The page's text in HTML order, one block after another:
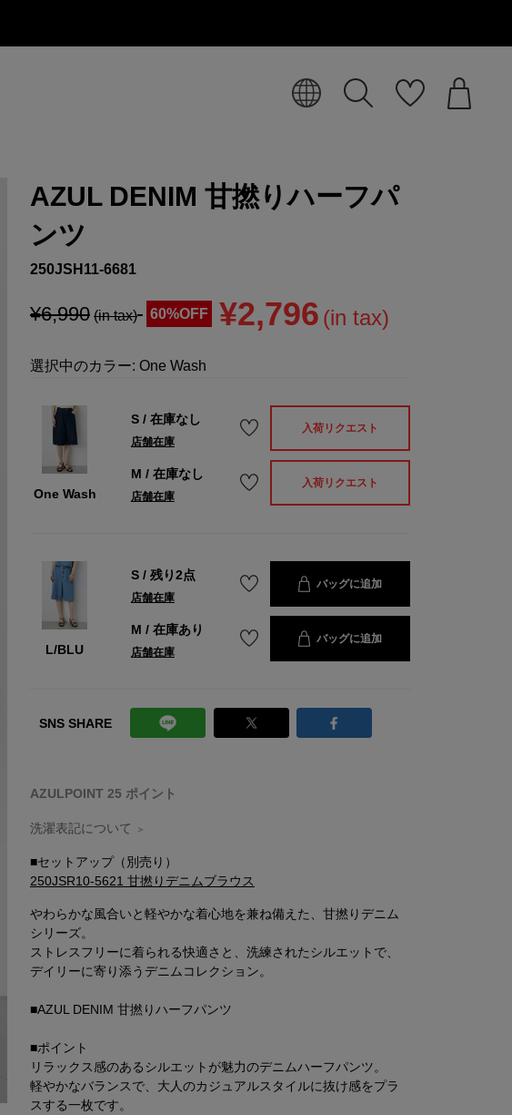
AZUL DENIM 甘撚りハーフパ
ンツ
250JSH11-6681
¥6,990 (in tax) 60%OFF ¥2,796 (in tax)
選択中のカラー: One Wash
One Wash
S/ 在庫なし
店舗在庫
入荷リクエスト
M / 在庫なし
店舗在庫
入荷リクエスト
L/BLU
S/ 残り2点
店舗在庫
バッグに追加
M / 在庫あり
店舗在庫
バッグに追加
SNS SHARE
AZULPOINT 25 ポイント
洗濯表記について ＞
■セットアップ（別売り）
250JSR10-5621 甘撚りデニムブラウス
やわらかな風合いと軽やかな着心地を兼ね備えた、甘撚りデニム
シリーズ。
ストレスフリーに着られる快適さと、洗練されたシルエットで、
デイリーに寄り添うデニムコレクション。
■AZUL DENIM 甘撚りハーフパンツ
■ポイント
リラックス感のあるシルエットが魅力のデニムハーフパンツ。
軽やかなバランスで、大人のカジュアルスタイルに抜け感をプラ
スする一枚です。